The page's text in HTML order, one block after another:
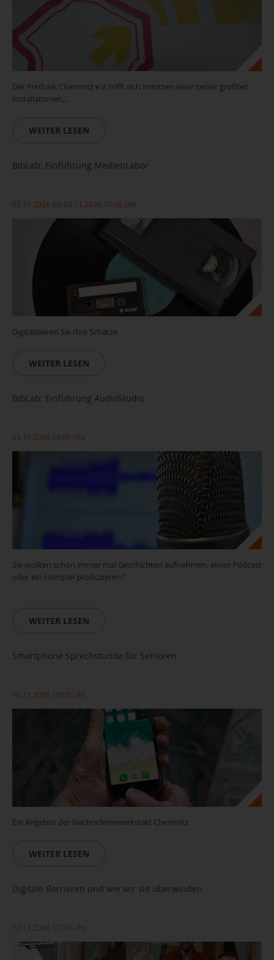
Der Freifunk Chemnitz e.V. trifft sich inmitten einer seiner größten
Installationen...
WEITER LESEN
BibLab: Einführung MedienLabor
03.11.2026 bis 03.11.2026 10:00 Uhr
Digitalisieren Sie Ihre Schätze
WEITER LESEN
BibLab: Einführung AudioStudio
03.11.2026 10:00 Uhr
Sie wollten schon immer mal Geschichten aufnehmen, einen Podcast
oder ein Hörspiel produzieren?
WEITER LESEN
Smartphone Sprechstunde für Senioren
10.11.2026 10:00 Uhr
Ein Angebot der Nachrichtenwerkstatt Chemnitz.
WEITER LESEN
Digitale Barrieren und wie wir sie überwinden
12.11.2026 17:30 Uhr